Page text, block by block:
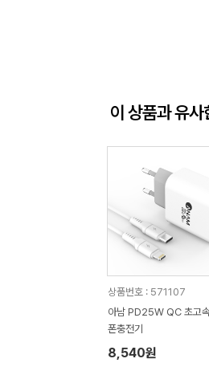
이 상품과 유사
상품번호 : 571107
아남 PD25W QC 초고
폰충전기
8,540원